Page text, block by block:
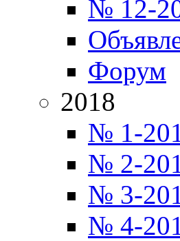
№ 12-
Форум
2018
№ 1-
№ 2-
№ 3-
№ 4-